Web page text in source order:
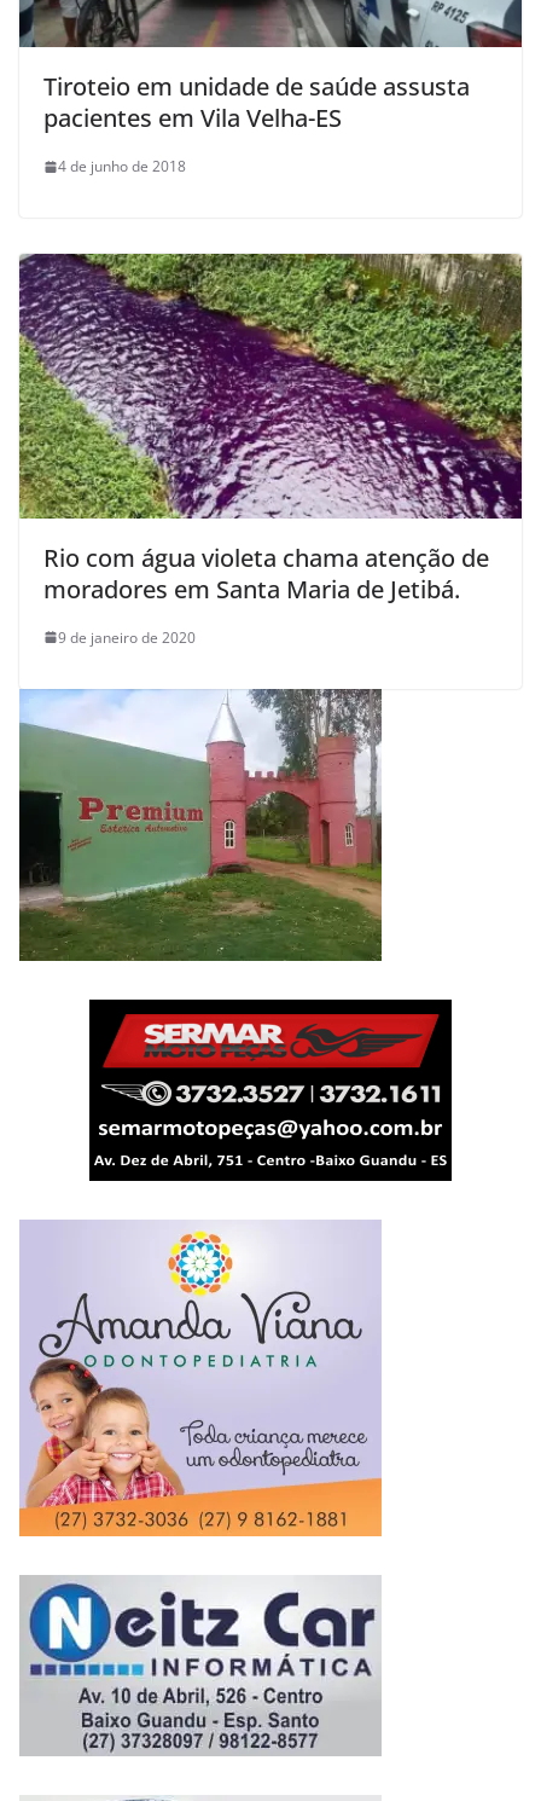
Tiroteio em unidade de saúde assusta
pacientes em Vila Velha-ES
4 de junho de 2018
Rio com água violeta chama atenção de
moradores em Santa Maria de Jetibá.
9 de janeiro de 2020